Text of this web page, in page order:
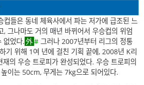
컵들은 동네 체육사에서 파는 저가에 급조된 느
, 그나마도 거의 매년 바뀌어서 우승컵의 위엄
없었다.
#그러나 2007년부터 리그의 정통
기 위해 1여 년에 걸친 기획 끝에, 2008년 K리
의 우승 트로피가 완성되었다. 우승 트로피의
이는 50cm, 무게는 7kg으로 되어있다.